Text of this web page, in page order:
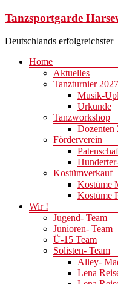
Zum
springen
Tanzsportgarde
Deutschlands
Menü
Home
Aktuelles
Tanzturnier 2027
Musik-
Urkunde
Tanzworkshop
Dozenten
Förderverein
Kostümverkauf
Kostüme
Kostüme
Wir !
Jugend- Team
Junioren- Team
Ü-15 Team
Solisten- Team
Alley-
Lena